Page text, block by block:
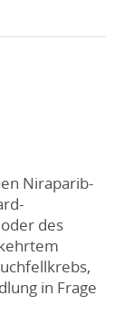
Niraparib-
des
in Frage